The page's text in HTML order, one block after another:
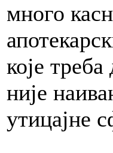
много
које
није
утицајне